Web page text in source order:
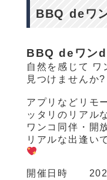
BBQ deワ
BBQ deワン
自然を感じて ワ
見つけませんか?
アプリなどリモ
ッタリのリアル
ワンコ同伴・開
リアルな出逢い
開催日時